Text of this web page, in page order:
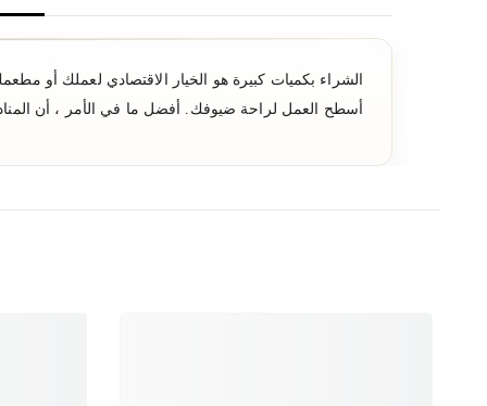
الشراء بكميات كبيرة هو الخيار الاقتصادي لعملك أو
أسطح العمل لراحة ضيوفك. أفضل ما في الأمر ، أن